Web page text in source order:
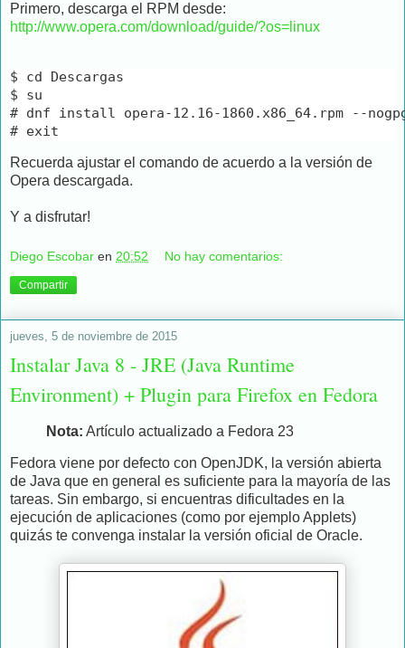
Primero, descarga el RPM desde:
http://www.opera.com/download/guide/?os=linux
$ cd Descargas
$ su
# dnf install opera-12.16-1860.x86_64.rpm --
# exit
Recuerda ajustar el comando de acuerdo a la versión de
Opera descargada.
Y a disfrutar!
Diego Escobar en 20:52 No hay comentarios:
Compartir
jueves, 5 de noviembre de 2015
Instalar Java 8 - JRE (Java Runtime
Environment) + Plugin para Firefox en Fedora
Nota: Artículo actualizado a Fedora 23
Fedora viene por defecto con OpenJDK, la versión abierta
de Java que en general es suficiente para la mayoría de las
tareas. Sin embargo, si encuentras dificultades en la
ejecución de aplicaciones (como por ejemplo Applets)
quizás te convenga instalar la versión oficial de Oracle.